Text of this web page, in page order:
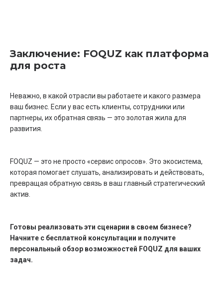
Заключение: FOQUZ как платформа
для роста
Неважно, в какой отрасли вы работаете и какого размера
ваш бизнес. Если у вас есть клиенты, сотрудники или
партнеры, их обратная связь — это золотая жила для
развития.
FOQUZ — это не просто «сервис опросов». Это экосистема,
которая помогает слушать, анализировать и действовать,
превращая обратную связь в ваш главный стратегический
актив.
Готовы реализовать эти сценарии в своем бизнесе?
Начните с бесплатной консультации и получите
персональный обзор возможностей FOQUZ для ваших
задач.
ПРОДУКТ
ФОКУЗ PRO
Тарифы
ПОДДЕРЖКА
Связаться с нами
БЛОГ
Искусственный интеллект в опросах и аналитике
Фокуз On-Premise: Безопасность сбора данных
в вашей инфраструктуре
Решение On-Premise от ФОКУЗ
ВАРИАНТЫ ИСПОЛЬЗОВАНИЯ
Как увеличить оборот и прибыльность компании
Как измерить узнаваемость бренда
Как проводить маркетинговые исследования
Как создать анкету для соискателей работы
Все примеры использования